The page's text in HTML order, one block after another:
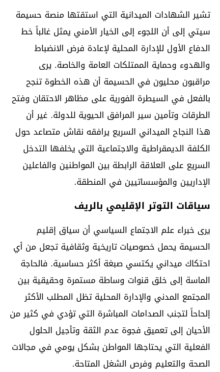
تشير الشهادات الميدانية التي استقتها منصة حسيمة
سيتي إلى أن اللجوء إلى الخيار الأمني يمثل غالباً خط
الدفاع الأول للإدارة المحلية لإعادة فرض الانضباط
والهدوء وحماية الممتلكات العامة والخاصة. يرى
مراقبون محليون في الحسيمة أن هذه الخطوة تنجح
بالفعل في السيطرة الفورية على مظاهر الاحتقان وفتح
الطرقات وتأمين سير المرافق الحيوية للدولة. غير أن
هذا النجاح الميداني السريع يرافقه نقاش متصاعد حول
الكلفة الديمقراطية والاجتماعية التي يخلفها التدخل
السريع على العلاقة الرابطة بين المواطنين والفاعلين
الإداريين والمؤسساتيين في المنطقة.
سياقات التوتر الإقليمي بالريف
يرى خبراء علم الاجتماع السياسي أن سياق إقليم
الحسيمة يحمل خصوصيات تاريخية وثقافية تجعل من أي
احتكاك ميداني يكتسي صبغة أكثر حساسية. فالحاجة
الماسة إلى خلق قنوات وساطة مستمرة وحقيقية بين
المجتمع المدني والإدارة المحلية تظل المطلب الأكثر
إلحاحاً لتجنب الصدامات المباشرة التي تؤدي في كثير من
الأحيان إلى تعميق فجوة عدم الثقة وتأجيل الحلول
الفعلية التي يحتاجها المواطن بشكل يومي في مجالات
الصحة والتعليم وفرص الشغل المتاحة.